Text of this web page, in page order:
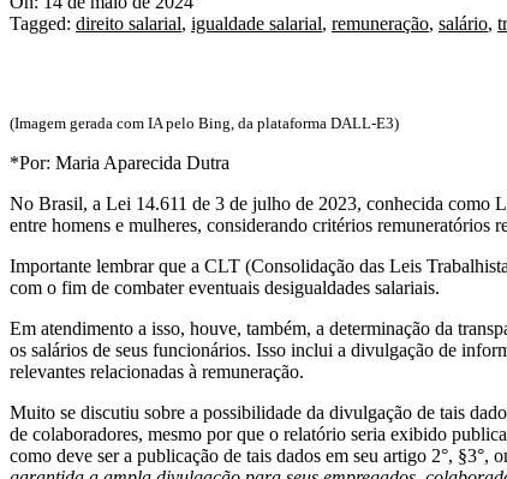
Tagged: direito salarial, igualdade salarial, remuneração, salário,
(Imagem gerada com IA pelo Bing, da plataforma DALL-E3)
*Por: Maria Aparecida Dutra
No Brasil, a Lei 14.611 de 3 de julho de 2023, conhecida como
entre homens e mulheres, considerando critérios remuneratórios
Importante lembrar que a CLT (Consolidação das Leis
com o fim de combater eventuais desigualdades salariais.
Em atendimento a isso, houve, também, a determinação da
os salários de seus funcionários. Isso inclui a divulgação de
relevantes relacionadas à remuneração.
Muito se discutiu sobre a possibilidade da divulgação de tais
de colaboradores, mesmo por que o relatório seria exibido
como deve ser a publicação de tais dados em seu artigo 2°, §3°,